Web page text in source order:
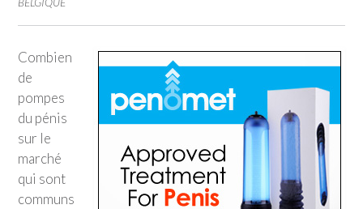
Combien
de
pompes
du pénis
sur le
marché
qui sont
communs